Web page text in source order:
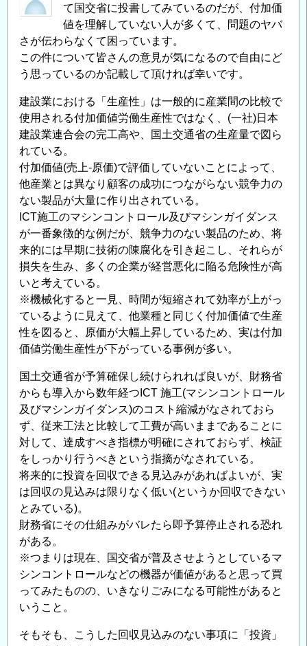
て国交省に投書してみているのだが、付加価
値を理解していない人が多くて、問題のヤバ
さが伝わらなくて困っています。
この件について皆さんの意見が気になるので自由にど
う思っているのか記載して頂ければ幸いです。
建設業における「生産性」は一般的に産業間の比較で
使用される付加価値労働生産性ではなく、(一社)日本
建設業連合会の完工高や、国土交通省の生産量で図ら
れている。
付加価値(売上-原価)で評価していないことによって、
他産業とは異なり顧客の成功につながらない競争力の
ない製品が大量に作り出されている。
ICT施工のマシンコントロール及びマシンガイダンス
が一番象徴的な例だが、競争⼒のない製品のため、将
来的には早期に技術の陳腐化を引き起こし、それらが
損失を⽣み、多くの企業が経営悪化に陥る危険性が⾼
いと考えている。
※機械化すると一見、時間が短縮されて効率が上がっ
ているように見えて、他業種と同じく付加価値で生産
性を図ると、原価が大幅上昇しているため、実は付加
価値労働生産性が下がっている事例が多い。
国土交通省が予算確保し続けられれば良いが、財務省
からも導⼊から数年経つICT 施⼯(マシンコントロール
及びマシンガイダンス)のコスト縮減がなされておら
ず、従来⼯法と⽐較して⼯費が⾼いままであることに
対して、達成すべき指標が明確にされておらず、検証
をしっかり⾏うべきという指摘がなされている。
将来的に投資を回収できる⾒込みがあればよいが、実
は回収の⾒込みは限りなく低い(というか回収できない
とみている)。
財務省にその仕組みがバレたら即予算停止される恐れ
がある。
※つまりは現在、国交省が普及させようとしているマ
シンコントロールなどの機器が価値があると思って買
ってみたものの、いきなりごみになる可能性があると
いうこと。
そもそも、こうした回収⾒込みのない事項に「投資」